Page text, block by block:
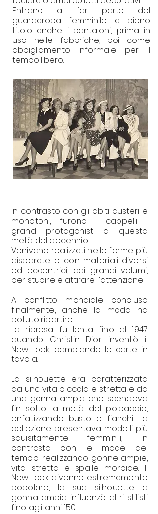
Entrano a far parte del
guardaroba femminile a pieno
titolo anche i pantaloni, prima in
uso nelle fabbriche, poi come
abbigliamento informale per il
tempo libero.
In contrasto con gli abiti austeri e
monotoni, furono i cappelli i
grandi protagonisti di questa
metà del decennio.
Venivano realizzati nelle forme più
disparate e con materiali diversi
ed eccentrici, dai grandi volumi,
per stupire e attirare l'attenzione.
A conflitto mondiale concluso
finalmente, anche la moda ha
potuto ripartire.
La ripresa fu lenta fino al 1947
quando Christin Dior inventò il
New Look, cambiando le carte in
tavola.
La silhouette era caratterizzata
da una vita piccola e stretta e da
una gonna ampia che scendeva
fin sotto la metà del polpaccio,
enfatizzando busto e fianchi. La
collezione presentava modelli più
squisitamente femminili, in
contrasto con le mode del
tempo, realizzando gonne ampie,
vita stretta e spalle morbide. Il
New Look divenne estremamente
popolare, la sua silhouette a
gonna ampia influenzò altri stilisti
fino agli anni '50